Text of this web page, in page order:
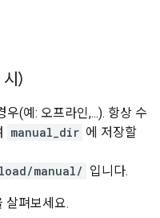
)
(예: 오프라인,...). 항상 수
manual_dir 에 저장할
manual/ 입니다.
살펴보세요.